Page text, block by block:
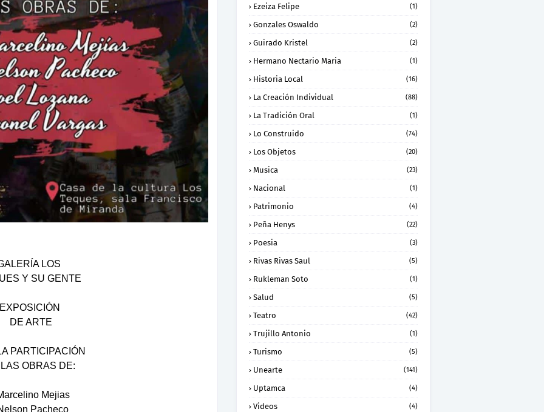
LOS
Y SU GENTE
EXPOSICIÓN
DE ARTE
PARTICIPACIÓN
OBRAS DE:
Mejias
Pacheco
Ezeiza Felipe (1)
Gonzales Oswaldo (2)
Guirado Kristel (2)
Hermano Nectario Maria (1)
Historia Local (16)
La Creación Individual (88)
La Tradición Oral (1)
Lo Construido (74)
Los Objetos (20)
Musica (23)
Nacional (1)
Patrimonio (4)
Peña Henys (22)
Poesia (3)
Rivas Rivas Saul (5)
Rukleman Soto (1)
Salud (5)
Teatro (42)
Trujillo Antonio (1)
Turismo (5)
Unearte (141)
Uptamca (4)
Videos (4)